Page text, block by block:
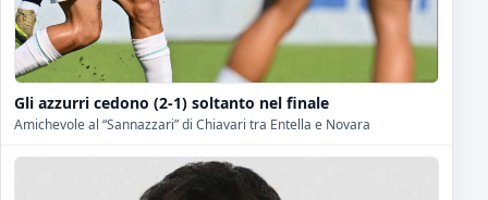
Gli azzurri cedono (2-1) soltanto nel finale
Amichevole al “Sannazzari” di Chiavari tra Entella e Novara